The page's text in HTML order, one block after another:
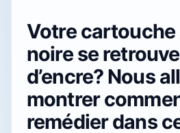
Votre
noire se
d’encre? Nous
montrer
remédier dans